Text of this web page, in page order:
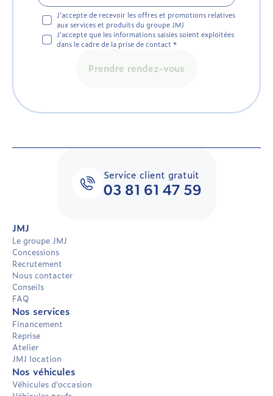
J'accepte de recevoir les offres et promotions relatives
aux services et produits du groupe JMJ
J'accepte que les informations saisies soient exploitées
dans le cadre de la prise de contact *
Prendre rendez-vous
Service client gratuit
03 81 61 47 59
JMJ
Le groupe JMJ
Concessions
Recrutement
Nous contacter
Conseils
FAQ
Nos services
Financement
Reprise
Atelier
JMJ location
Nos véhicules
Véhicules d'occasion